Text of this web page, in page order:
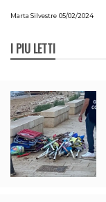
Marta Silvestre 05/02/2024
I PIÙ LETTI